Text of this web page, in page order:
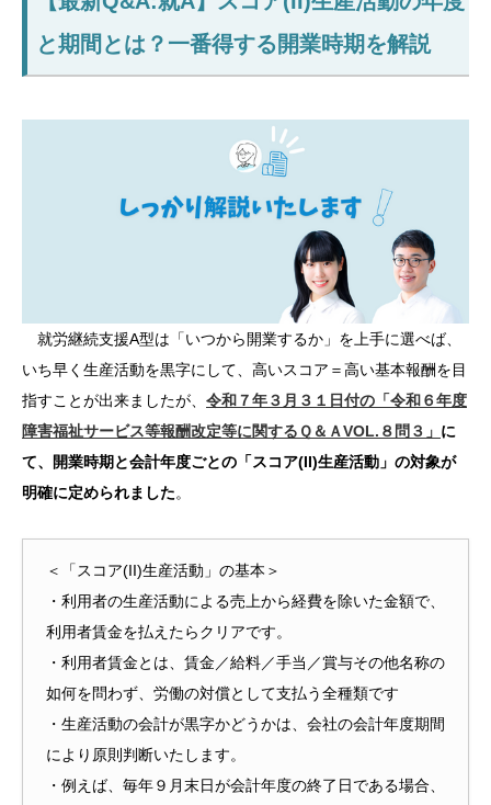
と期間とは？一番得する開業時期を解説
就労継続支援A型は「いつから開業するか」を上手に選べば、
いち早く生産活動を黒字にして、高いスコア＝高い基本報酬を目
指すことが出来ましたが、 令和７年３月３１日付の「令和６年度
障害福祉サービス等報酬改定等に関するＱ＆ＡVOL.８問３」 に
て、開業時期と会計年度ごとの「スコア(II)生産活動」の対象が
明確に定められました。
＜「スコア(II)生産活動」の基本＞
・利用者の生産活動による売上から経費を除いた金額で、
利用者賃金を払えたらクリアです。
・利用者賃金とは、賃金／給料／手当／賞与その他名称の
如何を問わず、労働の対償として支払う全種類です
・生産活動の会計が黒字かどうかは、会社の会計年度期間
により原則判断いたします。
・例えば、毎年９月末日が会計年度の終了日である場合、